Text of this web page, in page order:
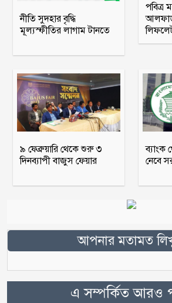
নীতি সুদহার বৃদ্ধি
মূল্যস্ফীতির লাগাম টানতে
পবিত্র
৯ ফেব্রুয়ারি থেকে শুরু ৩
দিনব্যাপী বাজুস ফেয়ার
ব্যাংক
নেবে
আপনার মতামত
এ সম্পর্কিত আরও